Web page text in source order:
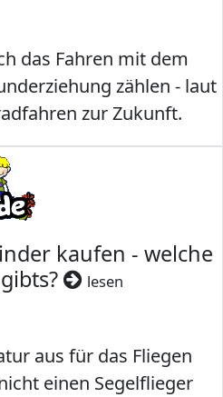
das Fahren mit dem
zählen - laut
zur Zukunft.
kaufen - welche
lesen
aus für das Fliegen
einen Segelflieger